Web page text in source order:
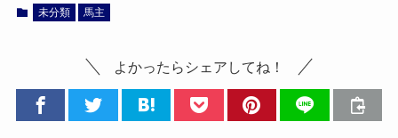
未分類 馬主
よかったらシェアしてね！